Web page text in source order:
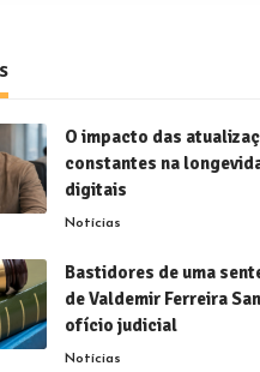
O impacto das
constantes na
digitais
Notícias
Bastidores de uma
de Valdemir Ferreira
ofício judicial
Notícias